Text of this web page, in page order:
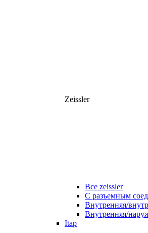
Zeissler
Все zeissler
С разъемным
Внутренняя/
Внутренняя/
Itap